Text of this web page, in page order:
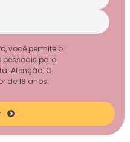
você permite o
para
Atenção: O
de 18 anos.